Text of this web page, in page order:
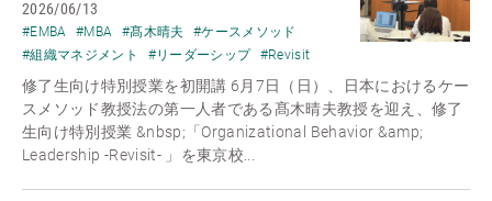
2026/06/13
#EMBA #MBA #髙木晴夫
#ケースメソッド
#組織マネジメント
#リーダーシップ #Revisit
修了生向け特別授業を初開講 6月7日（日）、日本におけるケー
スメソッド教授法の第一人者である髙木晴夫教授を迎え、修了
生向け特別授業 &nbsp;「Organizational Behavior &amp;
Leadership -Revisit- 」を東京校...